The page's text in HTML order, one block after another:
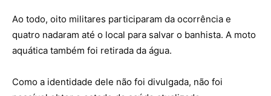
Ao todo, oito militares participaram da ocorrência e
quatro nadaram até o local para salvar o banhista. A moto
aquática também foi retirada da água.
Como a identidade dele não foi divulgada, não foi